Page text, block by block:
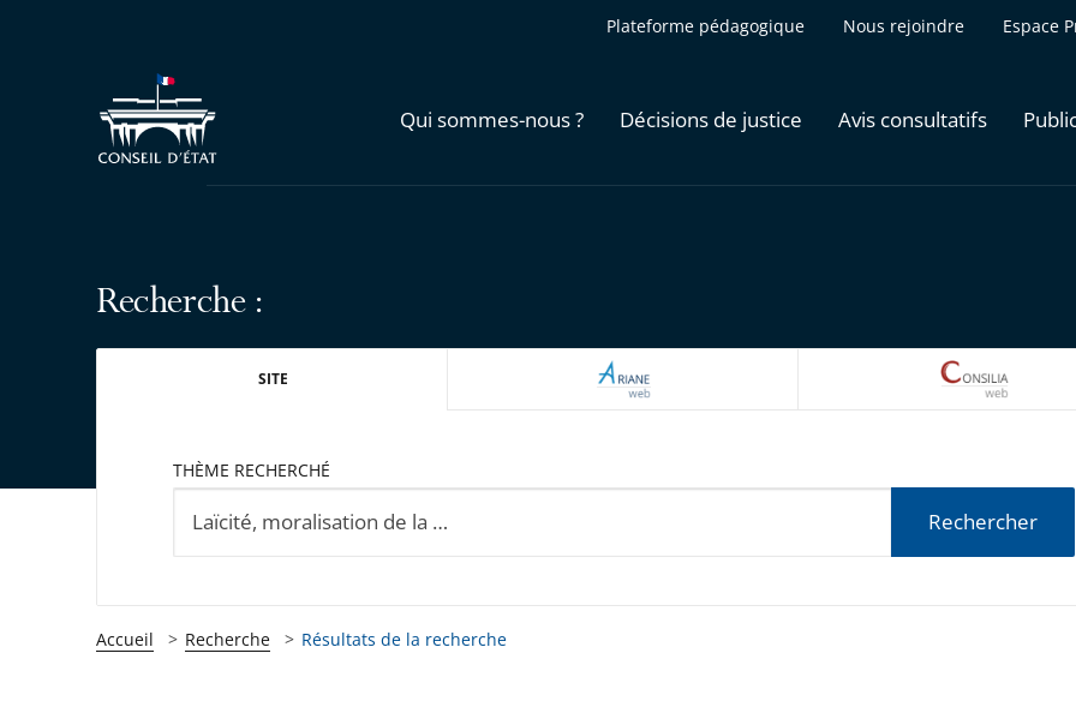
Plateforme pédagogique Nous rejoindre Espace
Qui sommes-nous ? Décisions de justice Avis consultatifs
Recherche :
SITE ARIANEWEB
THÈME RECHERCHÉ
Rechercher
Accueil Recherche Résultats de la recherche